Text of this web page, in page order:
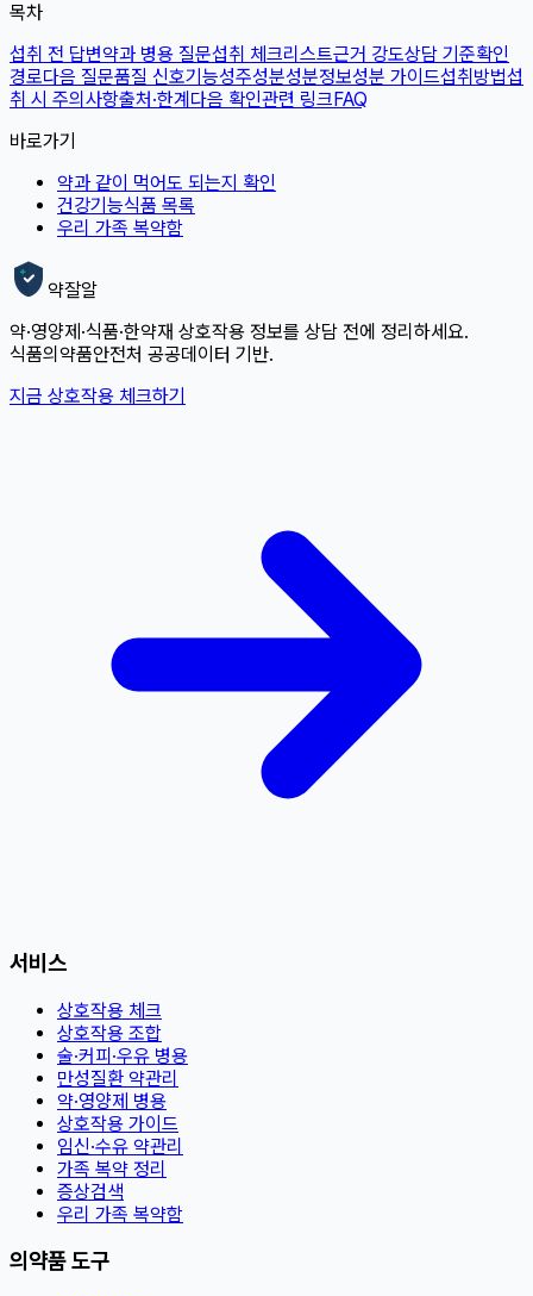
목차
섭취 전 답변약과 병용 질문섭취 체크리스트근거 강도상담 기준확인
경로다음 질문품질 신호기능성주성분성분정보성분 가이드섭취방법섭
취 시 주의사항출처·한계다음 확인관련 링크FAQ
바로가기
약과 같이 먹어도 되는지 확인
건강기능식품 목록
우리 가족 복약함
약잘알
약·영양제·식품·한약재 상호작용 정보를 상담 전에 정리하세요.
식품의약품안전처 공공데이터 기반.
지금 상호작용 체크하기
서비스
상호작용 체크
상호작용 조합
술·커피·우유 병용
만성질환 약관리
약·영양제 병용
상호작용 가이드
임신·수유 약관리
가족 복약 정리
증상검색
우리 가족 복약함
의약품 도구